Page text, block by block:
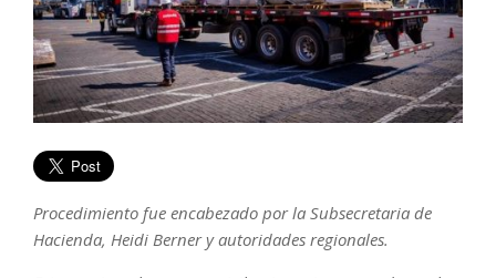
Procedimiento fue encabezado por la Subsecretaria de
Hacienda, Heidi Berner y autoridades regionales.